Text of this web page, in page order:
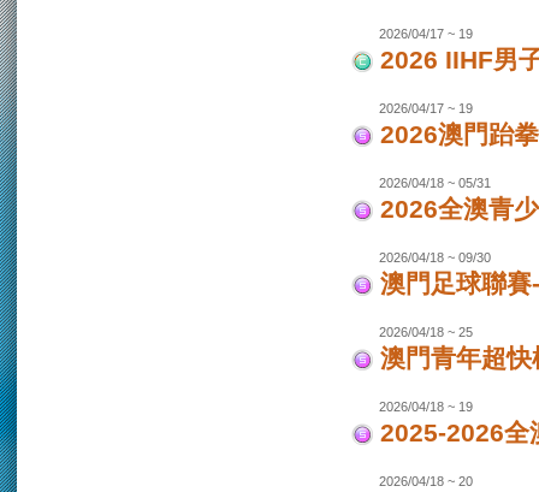
2026/04/17 ~ 19
2026 IIHF男
2026/04/17 ~ 19
2026澳門跆
2026/04/18 ~ 05/31
2026全澳青
2026/04/18 ~ 09/30
澳門足球聯
2026/04/18 ~ 25
澳門青年超快
2026/04/18 ~ 19
2025-2026全
2026/04/18 ~ 20